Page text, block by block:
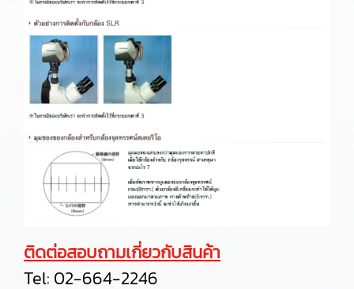
ติดต่อสอบถามเกี่ยวกับสินค้า
Tel: 02-664-2246